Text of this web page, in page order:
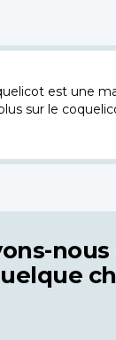
est une
sur le